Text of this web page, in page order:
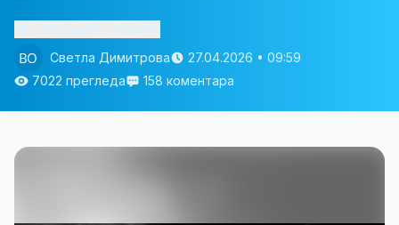
Светла Димитрова
27.04.2026 • 09:59
7022 прегледа
158 коментара